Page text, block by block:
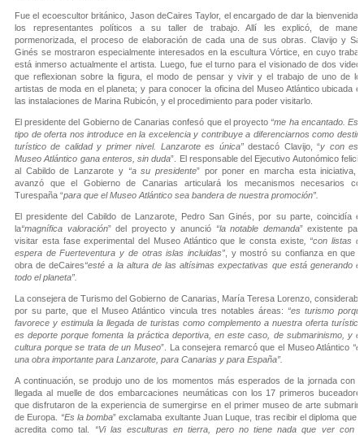
Fue el ecoescultor británico, Jason deCaires Taylor, el encargado de dar la bienvenida
los representantes políticos a su taller de trabajo. Allí les explicó, de
pormenorizada, el proceso de elaboración de cada una de sus obras. Clavijo y
Ginés se mostraron especialmente interesados en la escultura Vórtice, en cuyo
está inmerso actualmente el artista. Luego, fue el turno para el visionado de dos
que reflexionan sobre la figura, el modo de pensar y vivir y el trabajo de uno de
artistas de moda en el planeta; y para conocer la oficina del Museo Atlántico ubicada
las instalaciones de Marina Rubicón, y el procedimiento para poder visitarlo.
El presidente del Gobierno de Canarias confesó que el proyecto “me ha encantado.
tipo de oferta nos introduce en la excelencia y contribuye a diferenciarnos como
turístico de calidad y primer nivel. Lanzarote es única”destacó Clavijo, “y con
Museo Atlántico gana enteros, sin duda”. El responsable del Ejecutivo Autonómico
al Cabildo de Lanzarote y “a su presidente” por poner en marcha esta iniciativa,
avanzó que el Gobierno de Canarias articulará los mecanismos necesarios
Turespaña “para que el Museo Atlántico sea bandera de nuestra promoción”.
El presidente del Cabildo de Lanzarote, Pedro San Ginés, por su parte, coincidía
la“magnífica valoración” del proyecto y anunció “la notable demanda” existente
visitar esta fase experimental del Museo Atlántico que le consta existe, “con listas
espera de Fuerteventura y de otras islas incluidas” , y mostró su confianza en que
obra de deCaires“esté a la altura de las altísimas expectativas que está generando
todo el planeta”.
La consejera de Turismo del Gobierno de Canarias, María Teresa Lorenzo,
por su parte, que el Museo Atlántico vincula tres notables áreas: “es turismo
favorece y estimula la llegada de turistas como complemento a nuestra oferta
es deporte porque fomenta la práctica deportiva, en este caso, de submarinismo, y
cultura porque se trata de un Museo”. La consejera remarcó que el Museo Atlántico
una obra importante para Lanzarote, para Canarias y para España”.
A continuación, se produjo uno de los momentos más esperados de la jornada con
llegada al muelle de dos embarcaciones neumáticas con los 17 primeros
que disfrutaron de la experiencia de sumergirse en el primer museo de arte
de Europa.
“Es la bomba” exclamaba exultante Juan Luque, tras recibir el diploma que
acredita como tal.
“Vi las esculturas en tierra, pero no tiene nada que ver con